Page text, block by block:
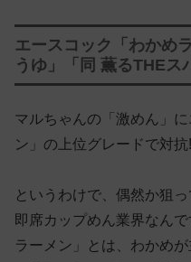
エースコック「わかめ
うゆ」「同 薫るTHEス
マルちゃんの「激めん」
ン」の上位グレードで対抗
というわけで、偶然か狙
即席カップめん業界なん
ラーメン」とは、わかめ